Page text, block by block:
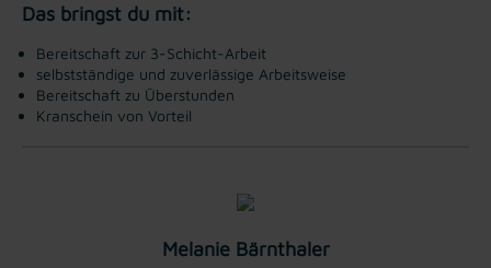
Das bringst du mit:
Bereitschaft zur 3-Schicht-Arbeit
selbstständige und zuverlässige Arbeitsweise
Bereitschaft zu Überstunden
Kranschein von Vorteil
Melanie Bärnthaler